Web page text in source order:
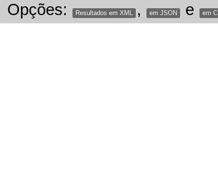
Opções: Resultados em XML , em JSON e em